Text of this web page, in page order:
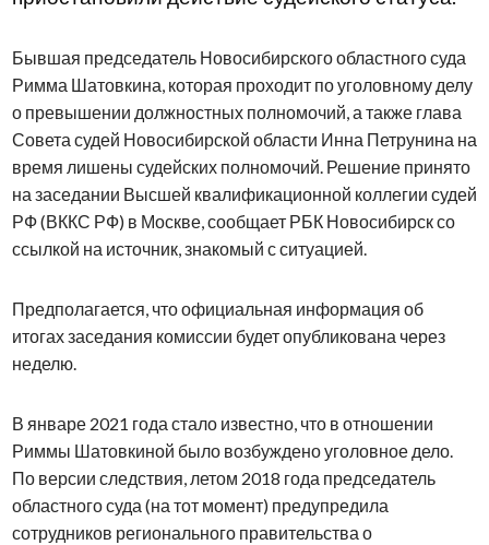
Бывшая председатель Новосибирского областного суда
Римма Шатовкина, которая проходит по уголовному делу
о превышении должностных полномочий, а также глава
Совета судей Новосибирской области Инна Петрунина на
время лишены судейских полномочий. Решение принято
на заседании Высшей квалификационной коллегии судей
РФ (ВККС РФ) в Москве, сообщает РБК Новосибирск со
ссылкой на источник, знакомый с ситуацией.
Предполагается, что официальная информация об
итогах заседания комиссии будет опубликована через
неделю.
В январе 2021 года стало известно, что в отношении
Риммы Шатовкиной было возбуждено уголовное дело.
По версии следствия, летом 2018 года председатель
областного суда (на тот момент) предупредила
сотрудников регионального правительства о